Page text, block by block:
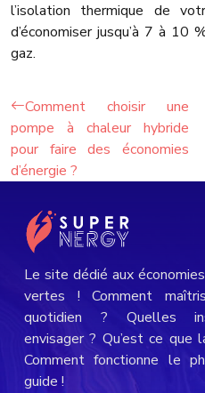
l’isolation thermique de
d’économiser jusqu’à 7 à 10
gaz.
Comment choisir une
pompe à chaleur hybride
pour faire des économies
d’énergie ?
Le site dédié aux
vertes ! Comment
quotidien ? Quelles
envisager ? Qu’est ce que
Comment fonctionne le
guide !